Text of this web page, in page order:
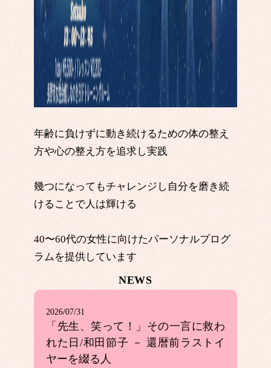
年齢に負けずに動き続けるための体の整え
方や心の整え方を追求し実践
幾つになってもチャレンジし自分を磨き続
けることで人は輝ける
40〜60代の女性に向けたパーソナルプログ
ラムを提供しています
NEWS
2026/07/31
「先生、笑って！」その一言に救わ
れた日/和田節子 － 還暦前ラストイ
ヤーを綴る人